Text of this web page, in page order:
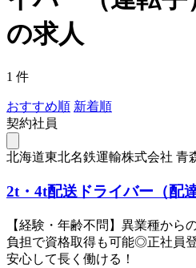
の求人
1 件
おすすめ順 新着順
契約社員
北海道東北名鉄運輸株式会社 青
2t・4t配送ドライバー（配
【経験・年齢不問】異業種から
負担で資格取得も可能◎正社員
安心して長く働ける！